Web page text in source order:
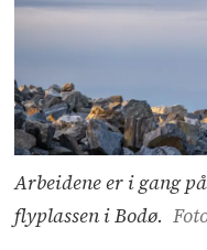
Arbeidene er i gang
flyplassen i Bodø.